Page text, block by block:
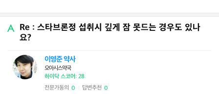
Re : 스타브론정 섭취시 깊게 잠 못드는 경우도 있나
요?
이영준 약사
오아시스약국
하이닥 스코어: 28
전문가동의 0 답변추천 0